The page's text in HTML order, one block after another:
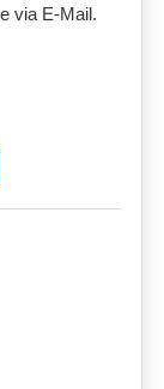
via E-Mail.